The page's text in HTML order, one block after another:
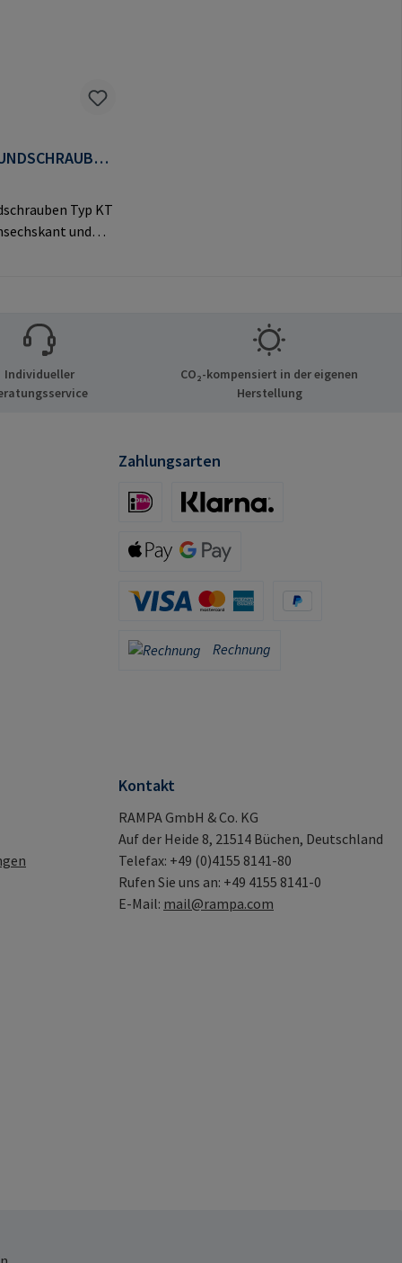
Typ KT
und
der Heide 8
Deutschland
Individueller
CO₂-kompensiert in der eigenen
Herstellung
Zahlungsarten
Rechnung
Rechnung
Kontakt
RAMPA GmbH & Co. KG
Auf der Heide 8, 21514 Büchen, Deutschland
Telefax: +49 (0)4155 8141-80
Rufen Sie uns an: +49 4155 8141-0
E-Mail: mail@rampa.com